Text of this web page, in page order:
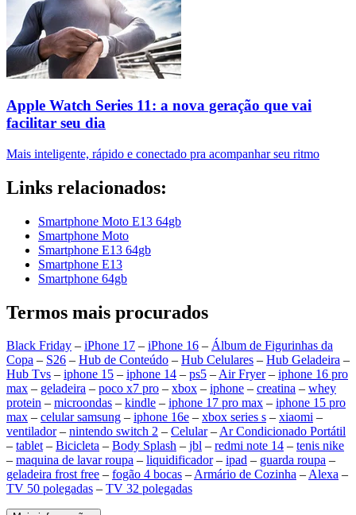
Apple Watch Series 11: a nova geração que vai
facilitar seu dia
Mais inteligente, rápido e conectado pra acompanhar seu ritmo
Links relacionados:
Smartphone Moto E13 64gb
Smartphone Moto
Smartphone E13 64gb
Smartphone E13
Smartphone 64gb
Termos mais procurados
Black Friday – iPhone 17 – iPhone 16 – Álbum de Figurinhas da
Copa – S26 – Hub de Conteúdo – Hub Celulares – Hub Geladeira –
Hub Tvs – iphone 15 – iphone 14 – ps5 –Air Fryer– iphone 16 pro
max – geladeira – poco x7 pro – xbox – iphone – creatina – whey
protein – microondas – kindle – iphone 17 pro max – iphone 15 pro
max – celular samsung – iphone 16e – xbox series s – xiaomi –
ventilador– nintendo switch 2 – Celular–Ar Condicionado Portátil
– tablet– Bicicleta – Body Splash – jbl – redmi note 14 – tenis nike
– maquina de lavar roupa – liquidificador– ipad – guarda roupa –
geladeira frost free – fogão 4 bocas –Armário de Cozinha –Alexa –
TV 50 polegadas – TV 32 polegadas